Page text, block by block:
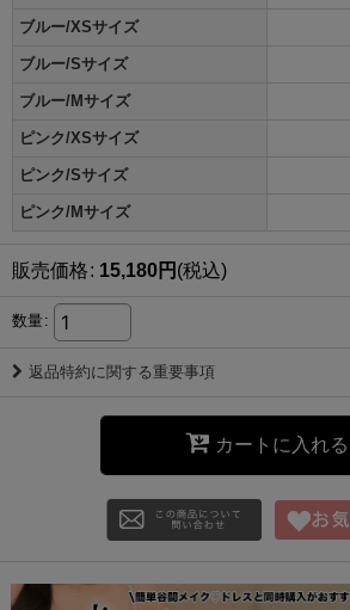
ブルー/XSサイズ
ブルー/Sサイズ
ブルー/Mサイズ
ピンク/XSサイズ
ピンク/Sサイズ
ピンク/Mサイズ
販売価格: 15,180円 (税込)
数量:
返品特約に関する重要事項
カートに入れる